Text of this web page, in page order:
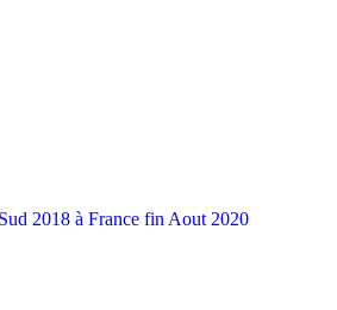
2018 à France fin Aout 2020